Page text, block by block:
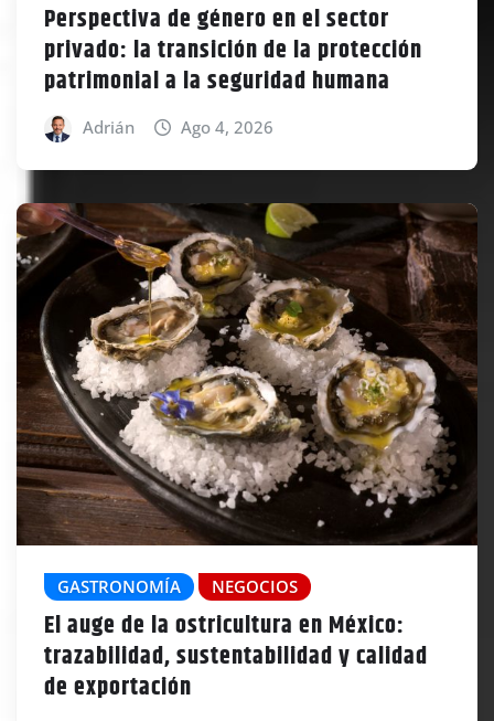
Perspectiva de género en el sector
privado: la transición de la protección
patrimonial a la seguridad humana
Adrián Ago 4, 2026
GASTRONOMÍA NEGOCIOS
El auge de la ostricultura en México:
trazabilidad, sustentabilidad y calidad
de exportación